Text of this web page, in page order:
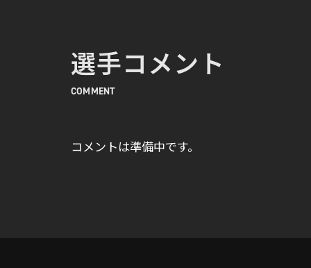
選手コメント
COMMENT
コメントは準備中です。